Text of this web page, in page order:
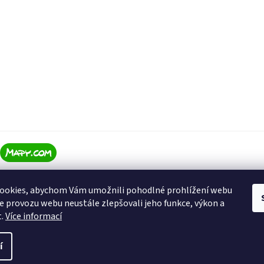
abychom Vám umožnili pohodlné prohlížení webu
provozu webu neustále zlepšovali jeho funkce, výkon a
Více informací